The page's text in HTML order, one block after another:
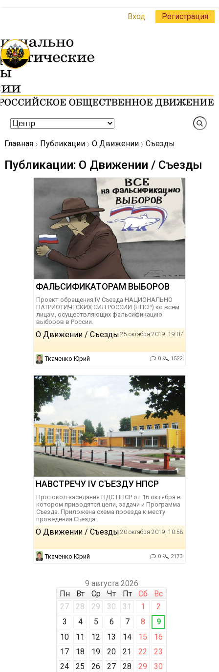
Вход Регистрация
Главная Публикации О Движении Съезды
Публикации: О Движении / Съезды
ФАЛЬСИФИКАТОРАМ ВЫБОРОВ
Проект обращения IV Съезда НАЦИОНАЛЬНО
ПАТРИОТИЧЕСКИХ СИЛ РОССИИ (НПСР) ко всем
лицам, осуществляющих фальсификацию
выборов в России.
О Движении / Съезды 25 октября 2019, 19:07
Ткаченко Юрий 0 1522
НАВСТРЕЧУ IV СЪЕЗДУ НПСР
Протокол заседания ПДС НПСР от 16 октября в
котором приводятся цели, задачи и Программа
Съезда. Приложена схема проезда к месту
проведения Съезда.
О Движении / Съезды 20 октября 2019, 10:58
Ткаченко Юрий 0 2173
9 августа 2026
Пн
Вт Ср Чт Пт Сб
Вс
27
28 29 30 31 1
2
3
4 5 6 7 8
9
10
11 12 13 14 15
16
17
18 19 20 21 22
23
24
25 26 27 28 29
30